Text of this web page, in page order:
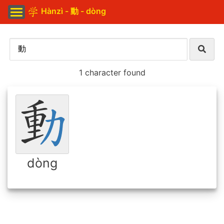
Hànzì - 動 - dòng
1 character found
dòng